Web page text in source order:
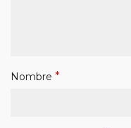
Nombre *